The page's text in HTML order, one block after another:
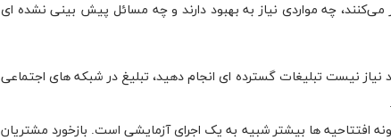
چه مواردی نیاز به بهبود دارند و چه مسائل پیش بینی نشده ای
نیست تبلیغات گسترده ای انجام دهید، تبلیغ در شبکه های اجتماعی
افتتاحیه ها بیشتر شبیه به یک اجرای آزمایشی است. بازخورد مشتریان